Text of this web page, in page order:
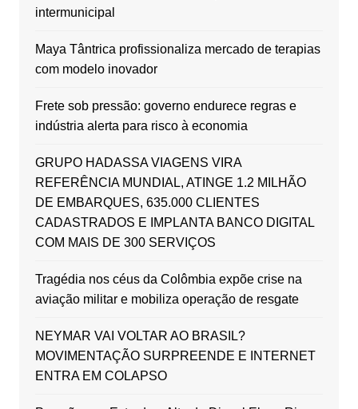
intermunicipal
Maya Tântrica profissionaliza mercado de terapias
com modelo inovador
Frete sob pressão: governo endurece regras e
indústria alerta para risco à economia
GRUPO HADASSA VIAGENS VIRA
REFERÊNCIA MUNDIAL, ATINGE 1.2 MILHÃO
DE EMBARQUES, 635.000 CLIENTES
CADASTRADOS E IMPLANTA BANCO DIGITAL
COM MAIS DE 300 SERVIÇOS
Tragédia nos céus da Colômbia expõe crise na
aviação militar e mobiliza operação de resgate
NEYMAR VAI VOLTAR AO BRASIL?
MOVIMENTAÇÃO SURPREENDE E INTERNET
ENTRA EM COLAPSO